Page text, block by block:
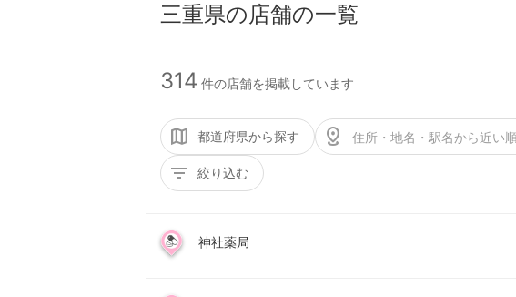
三重県の店舗の一覧
314 件の店舗を掲載しています
都道府県から探す
絞り込む
神社薬局